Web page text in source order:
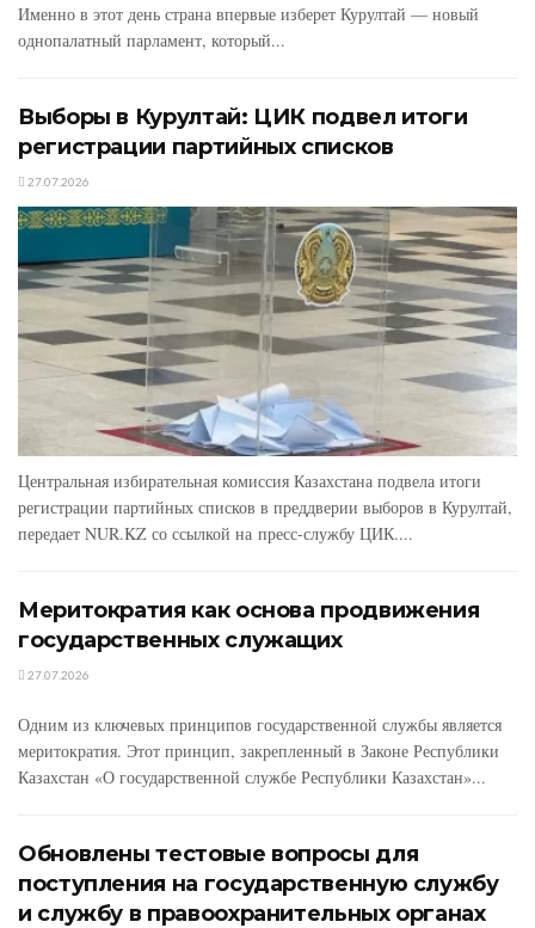
Именно в этот день страна впервые изберет Курултай — новый
однопалатный парламент, который...
Выборы в Курултай: ЦИК подвел итоги
регистрации партийных списков
27.07.2026
Центральная избирательная комиссия Казахстана подвела итоги
регистрации партийных списков в преддверии выборов в Курултай,
передает NUR.KZ со ссылкой на пресс-службу ЦИК....
Меритократия как основа продвижения
государственных служащих
27.07.2026
Одним из ключевых принципов государственной службы является
меритократия. Этот принцип, закрепленный в Законе Республики
Казахстан «О государственной службе Республики Казахстан»...
Обновлены тестовые вопросы для
поступления на государственную службу
и службу в правоохранительных органах